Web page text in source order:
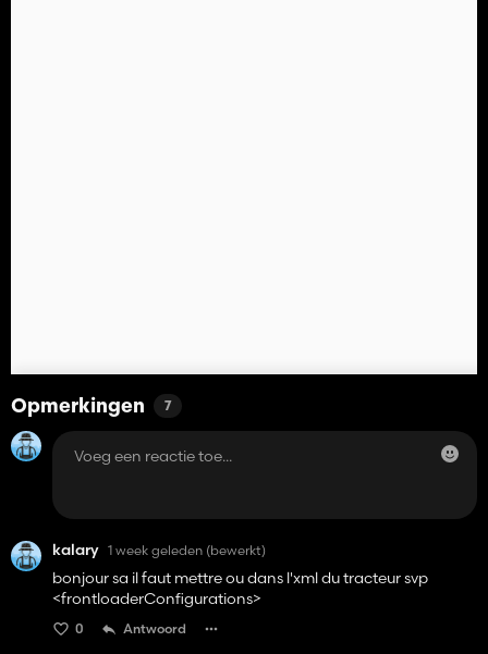
Opmerkingen 7
kalary 1 week geleden (bewerkt)
bonjour sa il faut mettre ou dans l'xml du tracteur svp
<frontloaderConfigurations>
0 Antwoord